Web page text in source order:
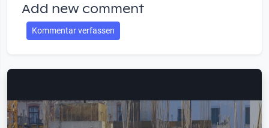
Add new comment
Kommentar verfassen